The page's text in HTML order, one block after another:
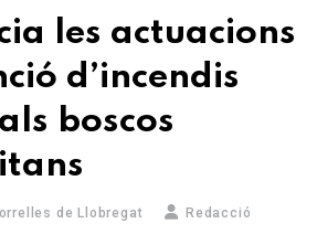
les actuacions
d’incendis
boscos
de Llobregat Redacció